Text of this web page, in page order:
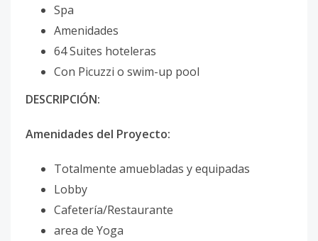
Spa
Amenidades
64 Suites hoteleras
Con Picuzzi o swim-up pool
DESCRIPCIÓN:
Amenidades del Proyecto:
Totalmente amuebladas y equipadas
Lobby
Cafetería/Restaurante
area de Yoga